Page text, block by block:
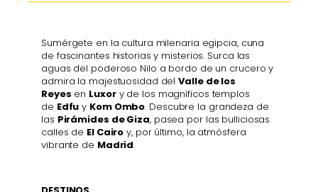
Sumérgete en la cultura milenaria egipcia, cuna
de fascinantes historias y misterios. Surca las
aguas del poderoso Nilo a bordo de un crucero y
admira la majestuosidad delValle de los
Reyes en Luxory de los magníficos templos
de Edfu y Kom Ombo. Descubre la grandeza de
las Pirámides de Giza, pasea por las bulliciosas
calles de El Cairo y, por último, la atmósfera
vibrante de Madrid.